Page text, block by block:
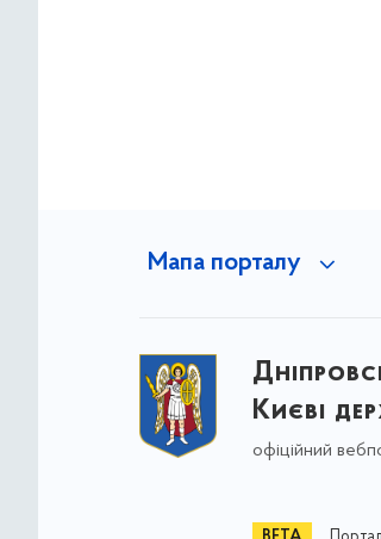
Мапа порталу
Києві
офіційний